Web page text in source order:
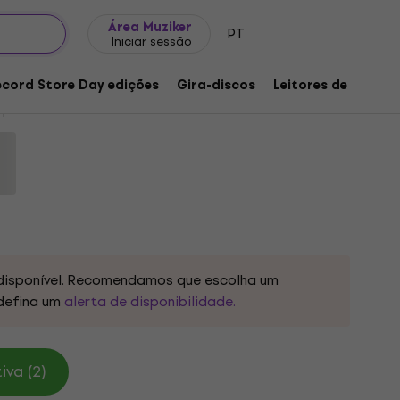
Área Muziker
Iniciar sessão PT
Store Day edições Gira-discos Leitores de música
Only... (LP)
Recomendamos que escolha um
um alerta de disponibilidade.
(2)